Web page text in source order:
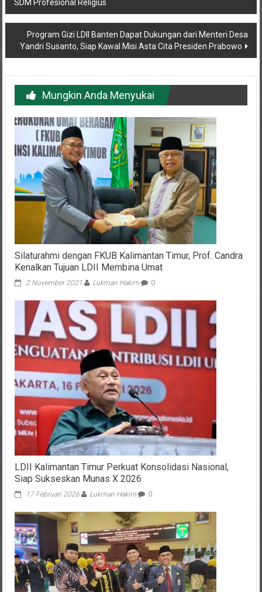
Program Gizi LDII Banten Dapat Dukungan dari Menteri Desa
Yandri Susanto, Siap Kawal Misi Asta Cita Presiden Prabowo
Mungkin Anda Menyukai
Silaturahmi dengan FKUB Kalimantan Timur, Prof. Candra
Kenalkan Tujuan LDII Membina Umat
2 November 2021 Lukman Hakim 0
LDII Kalimantan Timur Perkuat Konsolidasi Nasional,
Siap Sukseskan Munas X 2026
17 Februari 2026 Lukman Hakim